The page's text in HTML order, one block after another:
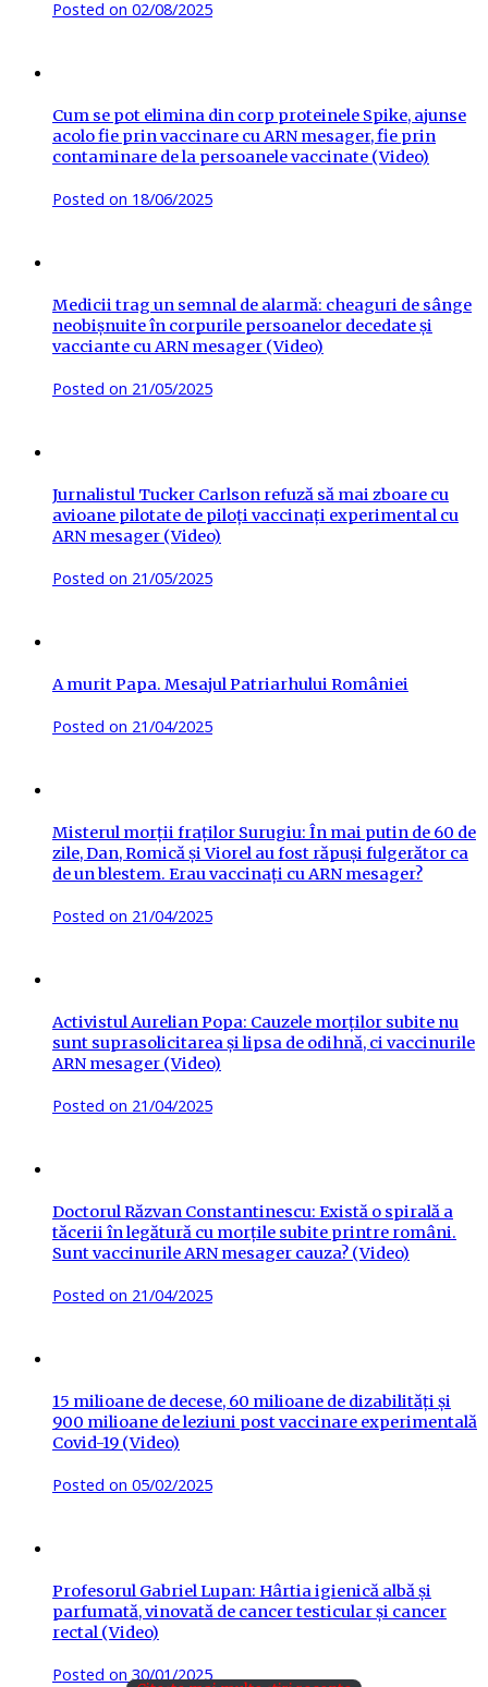
Posted on 02/08/2025
Cum se pot elimina din corp proteinele Spike, ajunse
acolo fie prin vaccinare cu ARN mesager, fie prin
contaminare de la persoanele vaccinate (Video)
Posted on 18/06/2025
Medicii trag un semnal de alarmă: cheaguri de sânge
neobișnuite în corpurile persoanelor decedate și
vacciante cu ARN mesager (Video)
Posted on 21/05/2025
Jurnalistul Tucker Carlson refuză să mai zboare cu
avioane pilotate de piloți vaccinați experimental cu
ARN mesager (Video)
Posted on 21/05/2025
A murit Papa. Mesajul Patriarhului României
Posted on 21/04/2025
Misterul morții fraților Surugiu: În mai putin de 60 de
zile, Dan, Romică și Viorel au fost răpuși fulgerător ca
de un blestem. Erau vaccinați cu ARN mesager?
Posted on 21/04/2025
Activistul Aurelian Popa: Cauzele morților subite nu
sunt suprasolicitarea și lipsa de odihnă, ci vaccinurile
ARN mesager (Video)
Posted on 21/04/2025
Doctorul Răzvan Constantinescu: Există o spirală a
tăcerii în legătură cu morțile subite printre români.
Sunt vaccinurile ARN mesager cauza? (Video)
Posted on 21/04/2025
15 milioane de decese, 60 milioane de dizabilități și
900 milioane de leziuni post vaccinare experimentală
Covid-19 (Video)
Posted on 05/02/2025
Profesorul Gabriel Lupan: Hârtia igienică albă și
parfumată, vinovată de cancer testicular și cancer
rectal (Video)
Posted on30/01/2025